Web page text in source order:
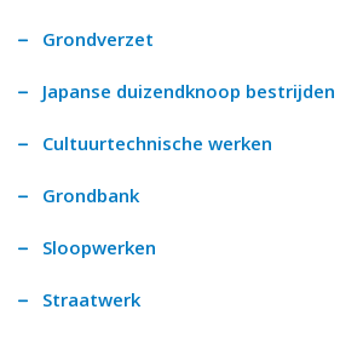
Grondverzet
Japanse duizendknoop bestrijden
Cultuurtechnische werken
Grondbank
Sloopwerken
Straatwerk